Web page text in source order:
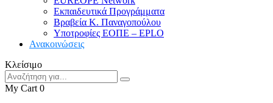
Εκπαιδευτικά Προγράμματα
Βραβεία Κ. Παναγοπούλου
Υποτροφίες ΕΟΠΕ – EPLO
Ανακοινώσεις
Κλείσιμο
My Cart 0